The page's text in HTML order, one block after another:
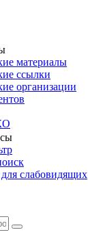
материалы
ссылки
организации
слабовидящих